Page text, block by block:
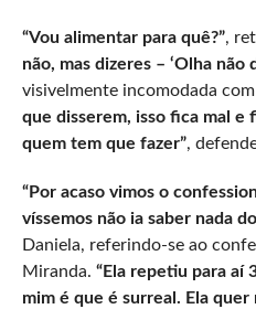
“Vou alimentar para quê?”,
não, mas dizeres – ‘Olha não
visivelmente incomodada
que disserem, isso fica mal e
quem tem que fazer”,
“Por acaso vimos o
víssemos não ia saber nada
Daniela, referindo-se ao
Miranda. “Ela repetiu para aí
mim é que é surreal. Ela quer